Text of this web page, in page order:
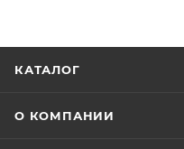
КАТАЛОГ
О КОМПАНИИ